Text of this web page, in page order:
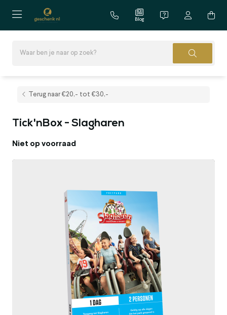
Blog
Terug naar €20,- tot €30,-
Tick'nBox - Slagharen
Niet op voorraad